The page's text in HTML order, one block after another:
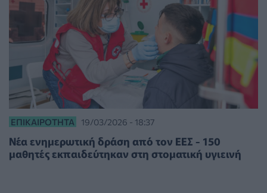
ΕΠΙΚΑΙΡΌΤΗΤΑ 19/03/2026 - 18:37
Νέα ενημερωτική δράση από τον ΕΕΣ - 150
μαθητές εκπαιδεύτηκαν στη στοματική υγιεινή